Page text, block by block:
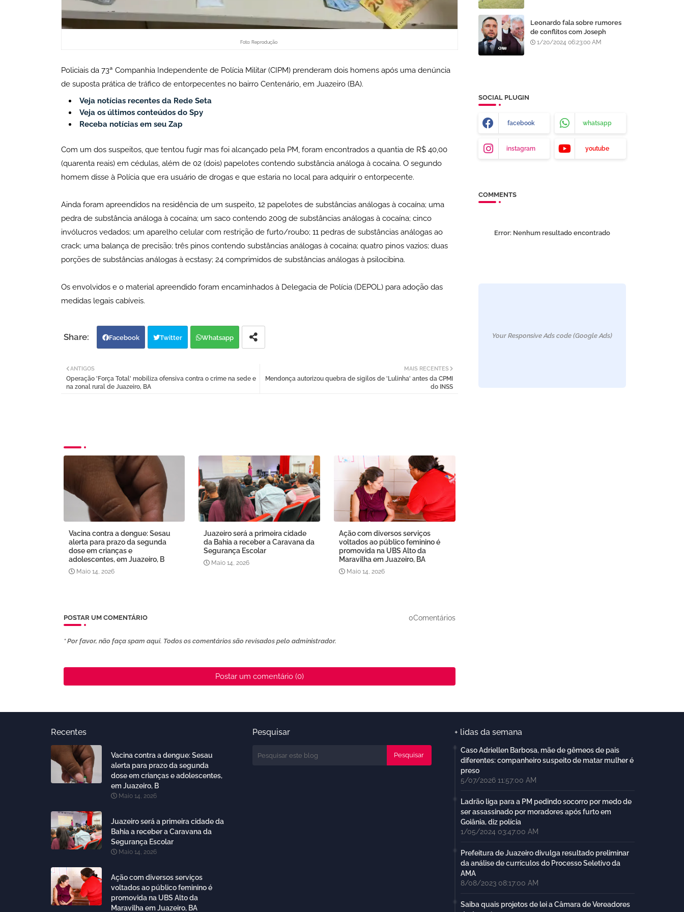
Foto: Reprodução
Policiais da 73ª Companhia Independente de Polícia Militar (CIPM) prenderam dois homens após uma denúncia
de suposta prática de tráfico de entorpecentes no bairro Centenário, em Juazeiro (BA).
Veja notícias recentes da Rede Seta
Veja os últimos conteúdos do Spy
Receba notícias em seu Zap
Com um dos suspeitos, que tentou fugir mas foi alcançado pela PM, foram encontrados a quantia de R$ 40,00
(quarenta reais) em cédulas, além de 02 (dois) papelotes contendo substância análoga à cocaína. O segundo
homem disse à Polícia que era usuário de drogas e que estaria no local para adquirir o entorpecente.
Ainda foram apreendidos na residência de um suspeito, 12 papelotes de substâncias análogas à cocaína; uma
pedra de substância análoga à cocaína; um saco contendo 200g de substâncias análogas à cocaína; cinco
invólucros vedados; um aparelho celular com restrição de furto/roubo; 11 pedras de substâncias análogas ao
crack; uma balança de precisão; três pinos contendo substâncias análogas à cocaína; quatro pinos vazios; duas
porções de substâncias análogas à ecstasy; 24 comprimidos de substâncias análogas à psilocibina.
Os envolvidos e o material apreendido foram encaminhados à Delegacia de Polícia (DEPOL) para adoção das
medidas legais cabíveis.
Facebook Twitter Whatsapp
MAIS RECENTES
Mendonça autorizou quebra de sigilos de 'Lulinha' antes da CPMI
do INSS
ANTIGOS
Operação 'Força Total' mobiliza ofensiva contra o crime na sede e
na zonal rural de Juazeiro, BA
Vacina contra a dengue: Sesau
alerta para prazo da segunda
dose em crianças e
adolescentes, em Juazeiro, B
Maio 14, 2026
Juazeiro será a primeira cidade
da Bahia a receber a Caravana da
Segurança Escolar
Maio 14, 2026
Ação com diversos serviços
voltados ao público feminino é
promovida na UBS Alto da
Maravilha em Juazeiro, BA
Maio 14, 2026
POSTAR UM COMENTÁRIO 0Comentários
* Por favor, não faça spam aqui. Todos os comentários são revisados ​​pelo administrador.
Postar um comentário (0)
Leonardo fala sobre rumores
de conflitos com Joseph
Bandeira: "Não há arranhão!
1/20/2024 06:23:00 AM
SOCIAL PLUGIN
facebook whatsapp
instagram youtube
COMMENTS
Error: Nenhum resultado encontrado
Your Responsive Ads code (Google Ads)
Recentes
Vacina contra a dengue: Sesau
alerta para prazo da segunda
dose em crianças e adolescentes,
em Juazeiro, B
Maio 14, 2026
Juazeiro será a primeira cidade da
Bahia a receber a Caravana da
Segurança Escolar
Maio 14, 2026
Ação com diversos serviços
voltados ao público feminino é
promovida na UBS Alto da
Maravilha em Juazeiro, BA
Pesquisar + lidas da semana
Caso Adriellen Barbosa, mãe de gêmeos de pais
diferentes: companheiro suspeito de matar mulher é
preso
5/07/2026 11:57:00 AM
Ladrão liga para a PM pedindo socorro por medo de
ser assassinado por moradores após furto em
Goiânia, diz polícia
1/05/2024 03:47:00 AM
Prefeitura de Juazeiro divulga resultado preliminar
da análise de currículos do Processo Seletivo da
AMA
8/08/2023 08:17:00 AM
Saiba quais projetos de lei a Câmara de Vereadores